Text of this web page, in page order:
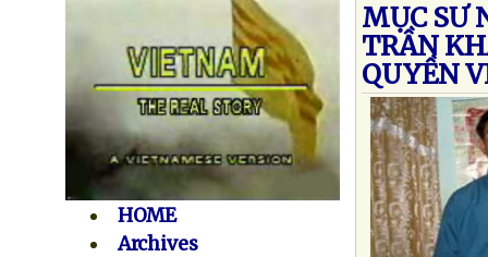
HOME
Archives
MỤC SƯ
TRẦN
QUYỀN